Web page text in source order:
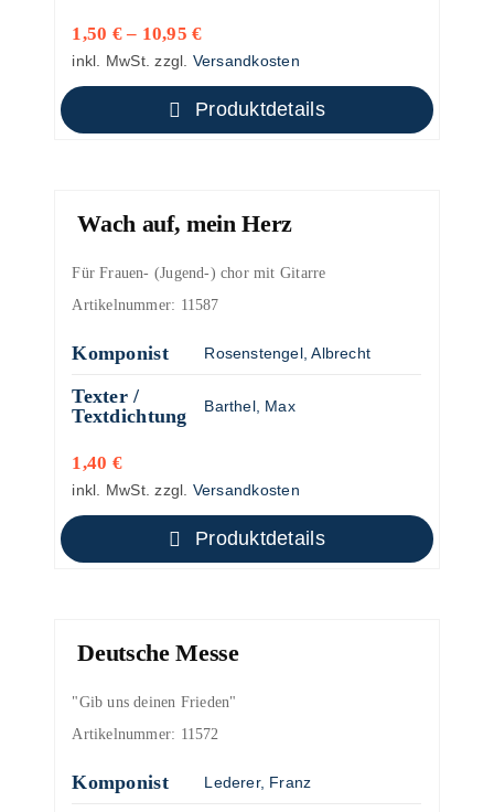
1,50 €– 10,95€
inkl. MwSt. zzgl. Versandkosten
Produktdetails
Wach auf, mein Herz
Für Frauen- (Jugend-) chor mit Gitarre
Artikelnummer: 11587
Komponist Rosenstengel, Albrecht
Texter /
Textdichtung
Barthel, Max
1,40 €
inkl. MwSt. zzgl. Versandkosten
Produktdetails
Deutsche Messe
"Gib uns deinen Frieden"
Artikelnummer: 11572
Komponist Lederer, Franz